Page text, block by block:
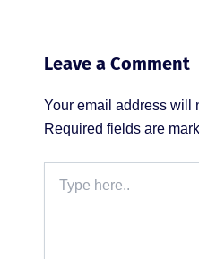
Leave a Comment
Your email address will
Required fields are
here..